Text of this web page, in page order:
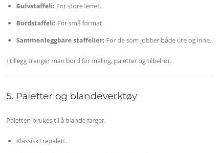
Gulvstaffeli: For store lerret.
Bordstaffeli: For små format.
Sammenleggbare staffelier: For de som jobber både ute og inne.
I tillegg trenger man bord for maling, paletter og tilbehør.
5. Paletter og blandeverktøy
Paletten brukes til å blande farger.
Klassisk trepalett.